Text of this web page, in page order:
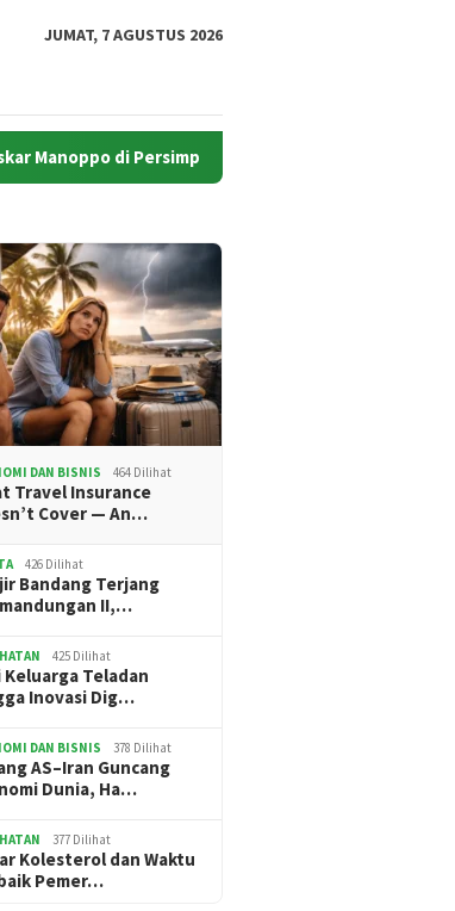
JUMAT, 7 AGUSTUS 2026
di Persimpangan Harapan: Akankah Boltim Melaju
DAN BISNIS 464 Dilihat
Travel Insurance
Cover — An…
426 Dilihat
Bandang Terjang
II,…
425 Dilihat
Keluarga Teladan
Inovasi Dig…
DAN BISNIS 378 Dilihat
AS–Iran Guncang
Dunia, Ha…
377 Dilihat
Kolesterol dan Waktu
Pemer…